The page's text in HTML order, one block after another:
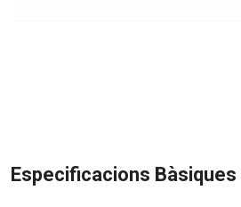
Especificacions Bàsiques